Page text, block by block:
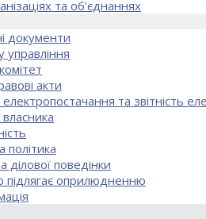
та об’єднаннях
документи
управління
акти
та звітність
політика
ділової поведінки
підлягає оприлюдненню
процес реорганізації ДПЗД